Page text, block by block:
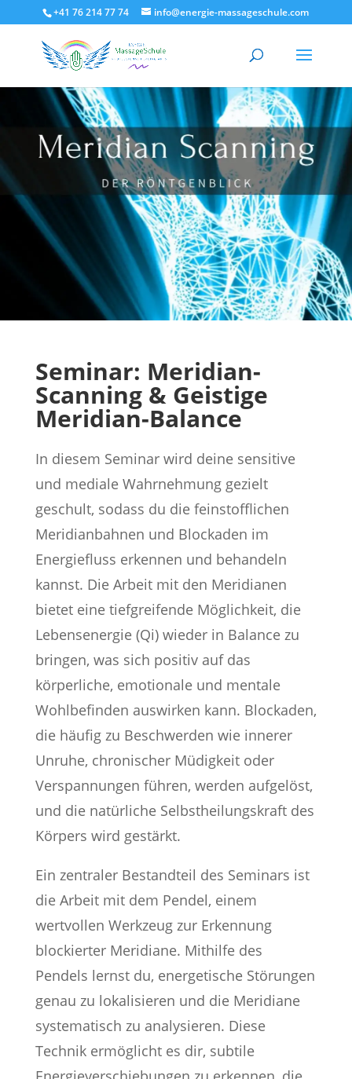
+41 76 214 77 74 info@energie-massageschule.com
Seminar: Meridian-
Scanning & Geistige
Meridian-Balance
In diesem Seminar wird deine sensitive
und mediale Wahrnehmung gezielt
geschult, sodass du die feinstofflichen
Meridianbahnen und Blockaden im
Energiefluss erkennen und behandeln
kannst. Die Arbeit mit den Meridianen
bietet eine tiefgreifende Möglichkeit, die
Lebensenergie (Qi) wieder in Balance zu
bringen, was sich positiv auf das
körperliche, emotionale und mentale
Wohlbefinden auswirken kann. Blockaden,
die häufig zu Beschwerden wie innerer
Unruhe, chronischer Müdigkeit oder
Verspannungen führen, werden aufgelöst,
und die natürliche Selbstheilungskraft des
Körpers wird gestärkt.
Ein zentraler Bestandteil des Seminars ist
die Arbeit mit dem Pendel, einem
wertvollen Werkzeug zur Erkennung
blockierter Meridiane. Mithilfe des
Pendels lernst du, energetische Störungen
genau zu lokalisieren und die Meridiane
systematisch zu analysieren. Diese
Technik ermöglicht es dir, subtile